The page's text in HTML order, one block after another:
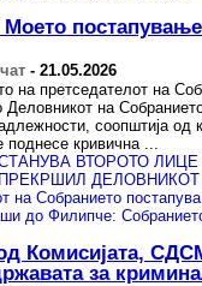
постапување
- 21.05.2026
на претседателот на
Деловникот на
соопштија од
кривична ...
Комисијата,
за